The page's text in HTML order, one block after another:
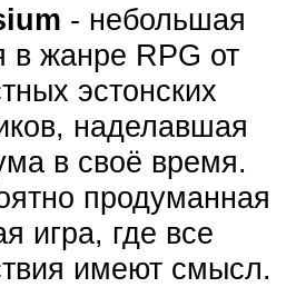
- небольшая
в жанре RPG от
эстонских
наделавшая
в своё время.
продуманная
игра, где все
имеют смысл.